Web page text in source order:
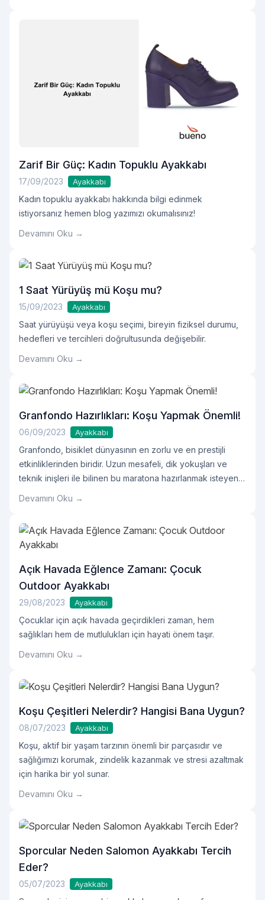
Zarif Bir Güç: Kadın Topuklu Ayakkabı
17/09/2023 Ayakkabı
Kadın topuklu ayakkabı hakkında bilgi edinmek
istiyorsanız hemen blog yazımızı okumalısınız!
Devamını Oku →
1 Saat Yürüyüş mü Koşu mu?
15/09/2023 Ayakkabı
Saat yürüyüşü veya koşu seçimi, bireyin fiziksel durumu,
hedefleri ve tercihleri doğrultusunda değişebilir.
Devamını Oku →
Granfondo Hazırlıkları: Koşu Yapmak Önemli!
06/09/2023 Ayakkabı
Granfondo, bisiklet dünyasının en zorlu ve en prestijli
etkinliklerinden biridir. Uzun mesafeli, dik yokuşları ve
teknik inişleri ile bilinen bu maratona hazırlanmak isteyen
Devamını Oku →
Açık Havada Eğlence Zamanı: Çocuk
Outdoor Ayakkabı
29/08/2023 Ayakkabı
Çocuklar için açık havada geçirdikleri zaman, hem
sağlıkları hem de mutlulukları için hayati önem taşır.
Devamını Oku →
Koşu Çeşitleri Nelerdir? Hangisi Bana Uygun?
08/07/2023 Ayakkabı
Koşu, aktif bir yaşam tarzının önemli bir parçasıdır ve
sağlığımızı korumak, zindelik kazanmak ve stresi azaltmak
için harika bir yol sunar.
Devamını Oku →
Sporcular Neden Salomon Ayakkabı Tercih
Eder?
05/07/2023 Ayakkabı